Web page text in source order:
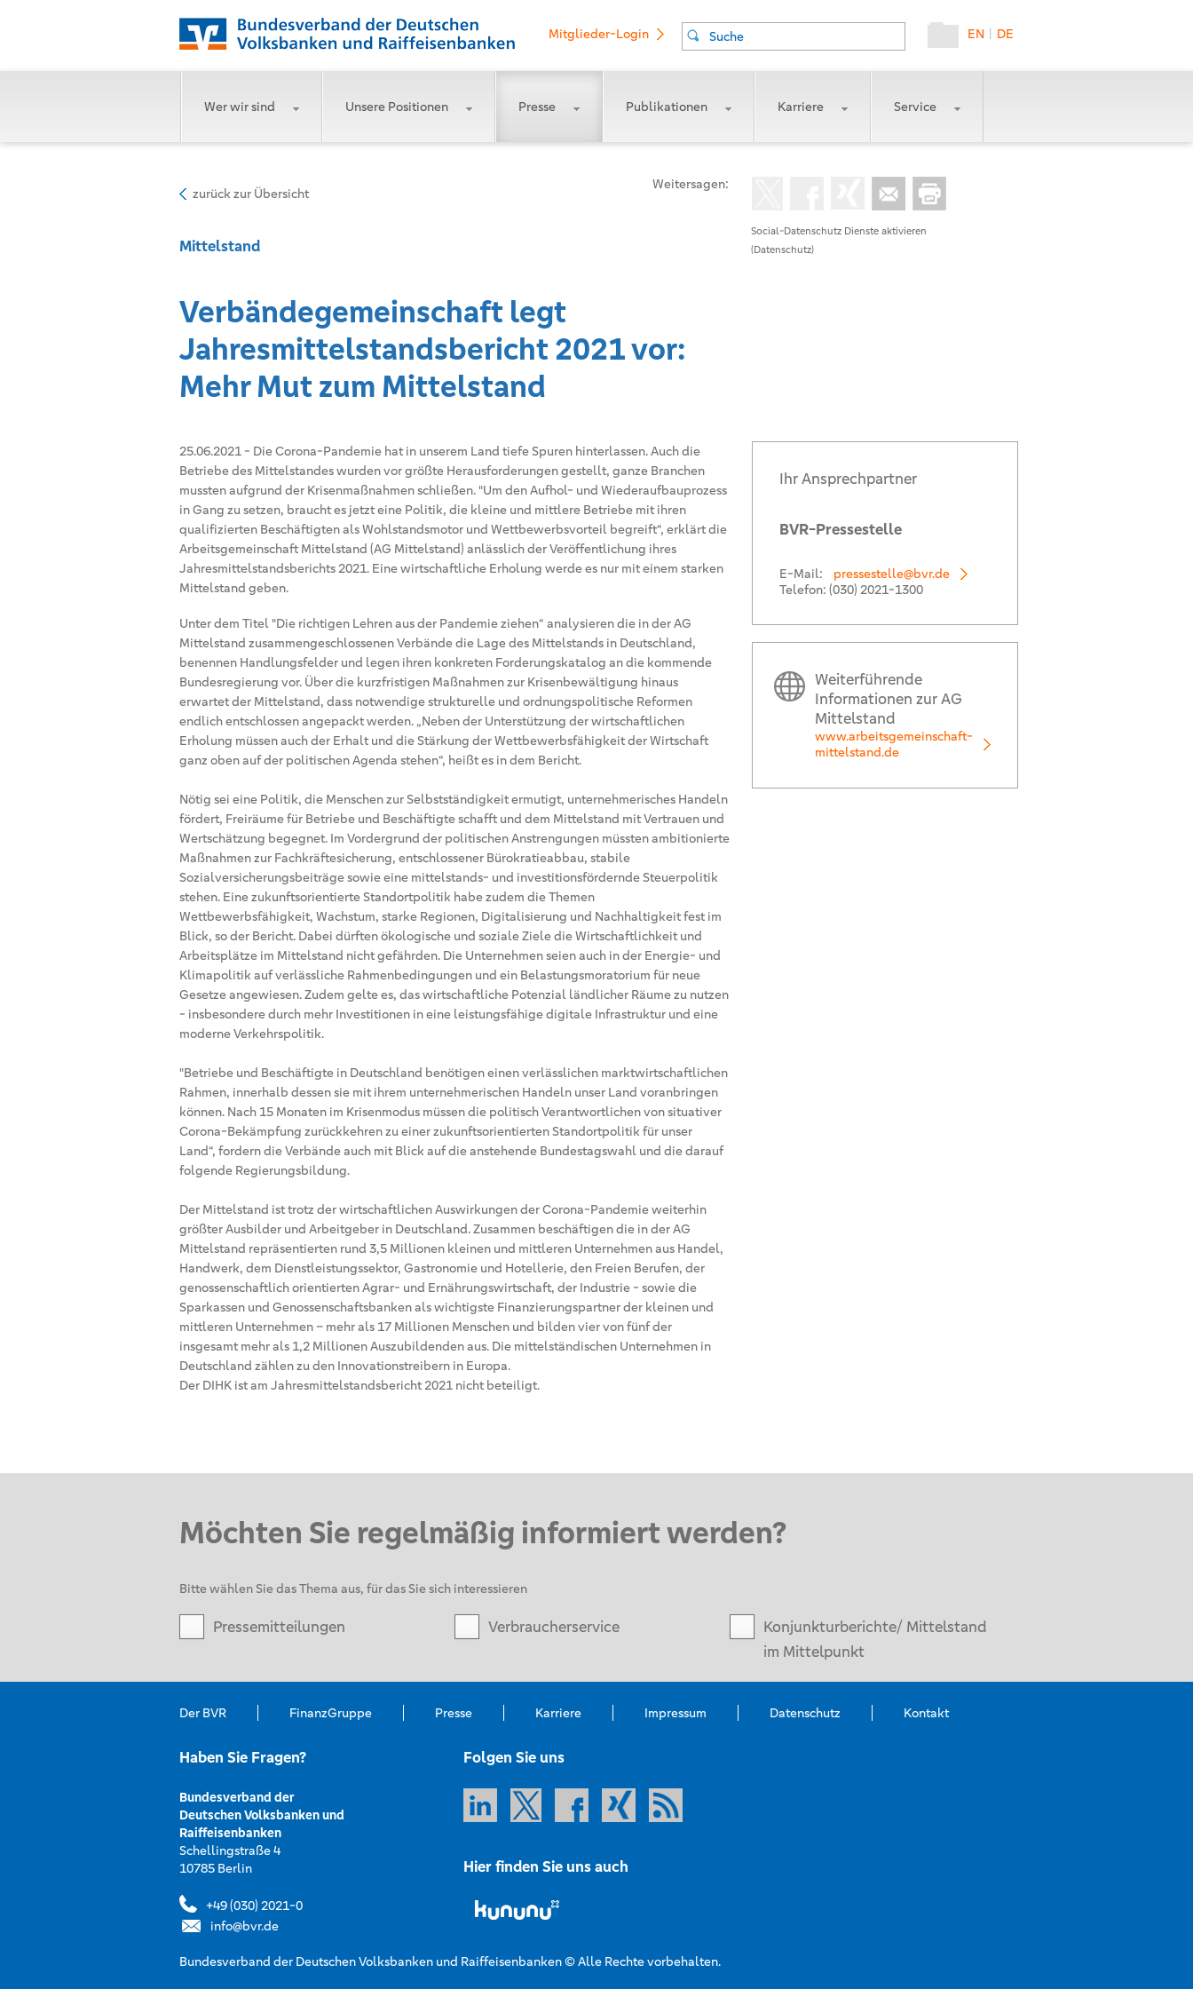
DE
|
EN
Suche
Mitglieder-Login
Wer wir sind Unsere Positionen Presse Publikationen Karriere Service
Social-Datenschutz Dienste aktivieren
(Datenschutz)
Weitersagen:
zurück zur Übersicht
Mittelstand
Verbändegemeinschaft legt
Jahresmittelstandsbericht 2021 vor:
Mehr Mut zum Mittelstand
25.06.2021 - Die Corona-Pandemie hat in unserem Land tiefe Spuren hinterlassen. Auch die
Betriebe des Mittelstandes wurden vor größte Herausforderungen gestellt, ganze Branchen
mussten aufgrund der Krisenmaßnahmen schließen. "Um den Aufhol- und Wiederaufbauprozess
in Gang zu setzen, braucht es jetzt eine Politik, die kleine und mittlere Betriebe mit ihren
qualifizierten Beschäftigten als Wohlstandsmotor und Wettbewerbsvorteil begreift“, erklärt die
Arbeitsgemeinschaft Mittelstand (AG Mittelstand) anlässlich der Veröffentlichung ihres
Jahresmittelstandsberichts 2021. Eine wirtschaftliche Erholung werde es nur mit einem starken
Mittelstand geben.
Unter dem Titel "Die richtigen Lehren aus der Pandemie ziehen“ analysieren die in der AG
Mittelstand zusammengeschlossenen Verbände die Lage des Mittelstands in Deutschland,
benennen Handlungsfelder und legen ihren konkreten Forderungskatalog an die kommende
Bundesregierung vor. Über die kurzfristigen Maßnahmen zur Krisenbewältigung hinaus
erwartet der Mittelstand, dass notwendige strukturelle und ordnungspolitische Reformen
endlich entschlossen angepackt werden. „Neben der Unterstützung der wirtschaftlichen
Erholung müssen auch der Erhalt und die Stärkung der Wettbewerbsfähigkeit der Wirtschaft
ganz oben auf der politischen Agenda stehen“, heißt es in dem Bericht.
Nötig sei eine Politik, die Menschen zur Selbstständigkeit ermutigt, unternehmerisches Handeln
fördert, Freiräume für Betriebe und Beschäftigte schafft und dem Mittelstand mit Vertrauen und
Wertschätzung begegnet. Im Vordergrund der politischen Anstrengungen müssten ambitionierte
Maßnahmen zur Fachkräftesicherung, entschlossener Bürokratieabbau, stabile
Sozialversicherungsbeiträge sowie eine mittelstands- und investitionsfördernde Steuerpolitik
stehen. Eine zukunftsorientierte Standortpolitik habe zudem die Themen
Wettbewerbsfähigkeit, Wachstum, starke Regionen, Digitalisierung und Nachhaltigkeit fest im
Blick, so der Bericht. Dabei dürften ökologische und soziale Ziele die Wirtschaftlichkeit und
Arbeitsplätze im Mittelstand nicht gefährden. Die Unternehmen seien auch in der Energie- und
Klimapolitik auf verlässliche Rahmenbedingungen und ein Belastungsmoratorium für neue
Gesetze angewiesen. Zudem gelte es, das wirtschaftliche Potenzial ländlicher Räume zu nutzen
- insbesondere durch mehr Investitionen in eine leistungsfähige digitale Infrastruktur und eine
moderne Verkehrspolitik.
"Betriebe und Beschäftigte in Deutschland benötigen einen verlässlichen marktwirtschaftlichen
Rahmen, innerhalb dessen sie mit ihrem unternehmerischen Handeln unser Land voranbringen
können. Nach 15 Monaten im Krisenmodus müssen die politisch Verantwortlichen von situativer
Corona-Bekämpfung zurückkehren zu einer zukunftsorientierten Standortpolitik für unser
Land“, fordern die Verbände auch mit Blick auf die anstehende Bundestagswahl und die darauf
folgende Regierungsbildung.
Der Mittelstand ist trotz der wirtschaftlichen Auswirkungen der Corona-Pandemie weiterhin
größter Ausbilder und Arbeitgeber in Deutschland. Zusammen beschäftigen die in der AG
Mittelstand repräsentierten rund 3,5 Millionen kleinen und mittleren Unternehmen aus Handel,
Handwerk, dem Dienstleistungssektor, Gastronomie und Hotellerie, den Freien Berufen, der
genossenschaftlich orientierten Agrar- und Ernährungswirtschaft, der Industrie - sowie die
Sparkassen und Genossenschaftsbanken als wichtigste Finanzierungspartner der kleinen und
mittleren Unternehmen – mehr als 17 Millionen Menschen und bilden vier von fünf der
insgesamt mehr als 1,2 Millionen Auszubildenden aus. Die mittelständischen Unternehmen in
Deutschland zählen zu den Innovationstreibern in Europa.
Der DIHK ist am Jahresmittelstandsbericht 2021 nicht beteiligt.
Ihr Ansprechpartner
BVR-Pressestelle
E-Mail:
pressestelle@bvr.de
Telefon: (030) 2021-1300
Weiterführende
Informationen zur AG
Mittelstand
www.arbeitsgemeinschaft-
mittelstand.de
Möchten Sie regelmäßig informiert werden?
Bitte wählen Sie das Thema aus, für das Sie sich interessieren
Pressemitteilungen Verbraucherservice
Konjunkturberichte/ Mittelstand
im Mittelpunkt
Der BVR FinanzGruppe Presse Karriere Impressum Datenschutz Kontakt
Haben Sie Fragen?
Bundesverband der
Deutschen Volksbanken und
Raiffeisenbanken
Schellingstraße 4
10785 Berlin
+49 (030) 2021-0
info@bvr.de
Folgen Sie uns
Hier finden Sie uns auch
Bundesverband der Deutschen Volksbanken und Raiffeisenbanken © Alle Rechte vorbehalten.